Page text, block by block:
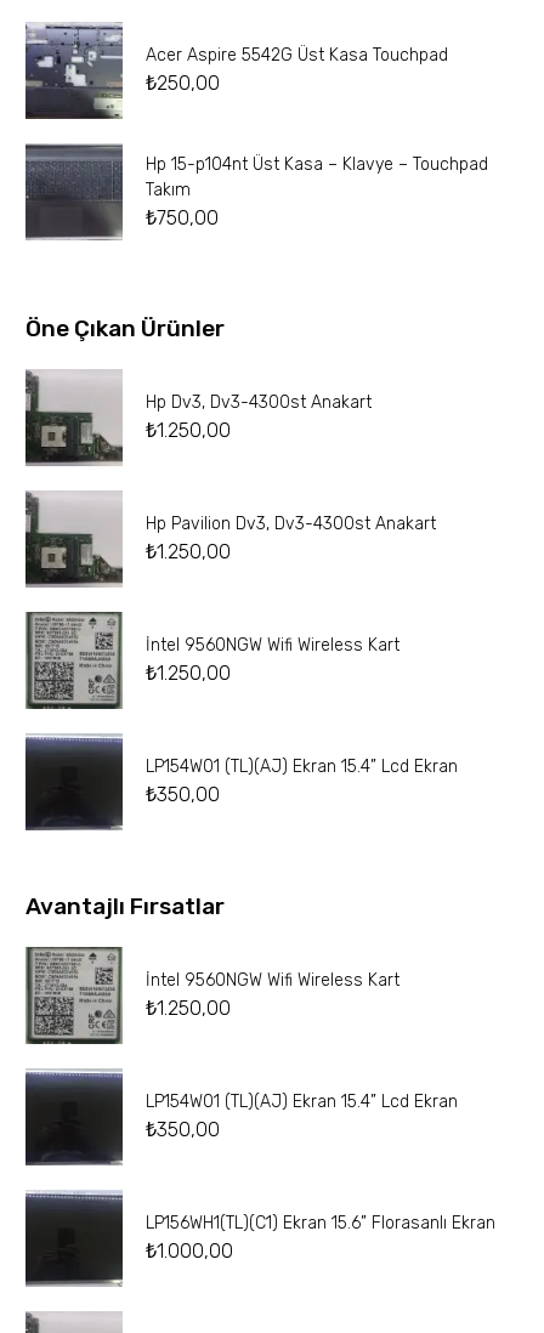
Acer Aspire 5542G Üst Kasa Touchpad
₺250,00
Hp 15-p104nt Üst Kasa – Klavye – Touchpad
Takım
₺750,00
Öne Çıkan Ürünler
Hp Dv3, Dv3-4300st Anakart
₺1.250,00
Hp Pavilion Dv3, Dv3-4300st Anakart
₺1.250,00
İntel 9560NGW Wifi Wireless Kart
₺1.250,00
LP154W01 (TL)(AJ) Ekran 15.4” Lcd Ekran
₺350,00
Avantajlı Fırsatlar
İntel 9560NGW Wifi Wireless Kart
₺1.250,00
LP154W01 (TL)(AJ) Ekran 15.4” Lcd Ekran
₺350,00
LP156WH1(TL)(C1) Ekran 15.6” Florasanlı Ekran
₺1.000,00